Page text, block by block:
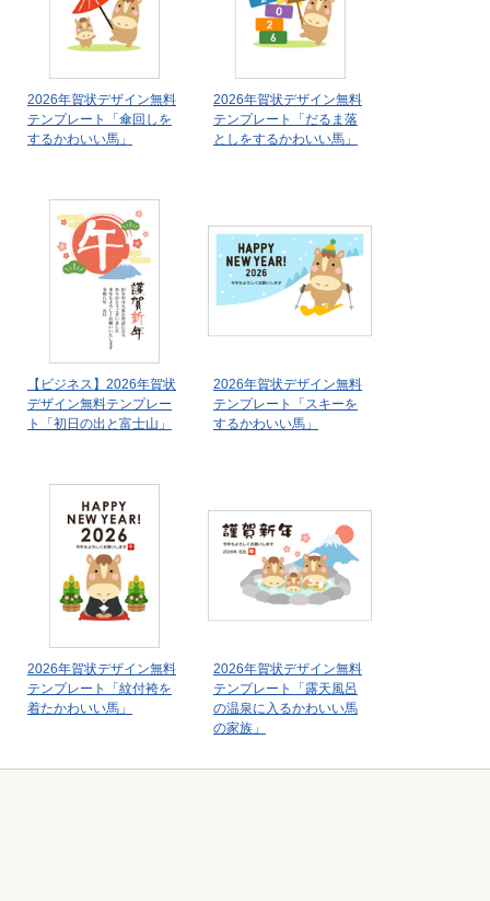
2026年賀状デザイン無料
テンプレート「傘回しを
するかわいい馬」
2026年賀状デザイン無料
テンプレート「だるま落
としをするかわいい馬」
【ビジネス】2026年賀状
デザイン無料テンプレー
ト「初日の出と富士山」
2026年賀状デザイン無料
テンプレート「スキーを
するかわいい馬」
2026年賀状デザイン無料
テンプレート「紋付袴を
着たかわいい馬」
2026年賀状デザイン無料
テンプレート「露天風呂
の温泉に入るかわいい馬
の家族」